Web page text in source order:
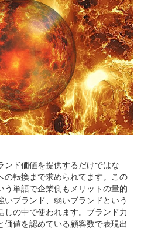
ンド価値を提供するだけではな
の転換まで求められてます。この
う単語で企業側もメリットの量的
いブランド、弱いブランドという
の中で使われます。ブランド力
価値を認めている顧客数で表現出